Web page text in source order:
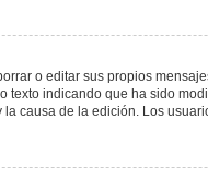
o editar sus propios
texto indicando que ha sido
causa de la edición. Los